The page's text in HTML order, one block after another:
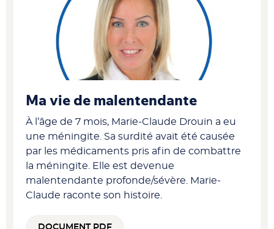
Ma vie de malentendante
À l’âge de 7 mois, Marie-Claude Drouin a eu
une méningite. Sa surdité avait été causée
par les médicaments pris afin de combattre
la méningite. Elle est devenue
malentendante profonde/sévère. Marie-
Claude raconte son histoire.
DOCUMENT PDF